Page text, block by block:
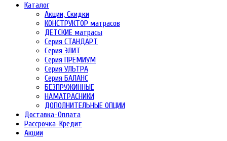
Каталог
Акции, Скидки
КОНСТРУКТОР матрасов
ДЕТСКИЕ матрасы
Серия СТАНДАРТ
Серия ЭЛИТ
Серия ПРЕМИУМ
Серия УЛЬТРА
Серия БАЛАНС
БЕЗПРУЖИННЫЕ
НАМАТРАСНИКИ
ДОПОЛНИТЕЛЬНЫЕ ОПЦИИ
Доставка-Оплата
Рассрочка-Кредит
Акции